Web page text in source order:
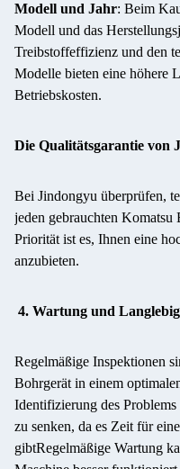
Modell und Jahr: Beim
Modell und das
Treibstoffeffizienz und den
Modelle bieten eine höhere
Betriebskosten.
Die Qualitätsgarantie von
Bei Jindongyu überprüfen,
jeden gebrauchten
Priorität ist es, Ihnen eine
anzubieten.
4. Wartung und
Regelmäßige Inspektionen
Bohrgerät in einem
Identifizierung des Problems
zu senken, da es Zeit für
gibtRegelmäßige Wartung